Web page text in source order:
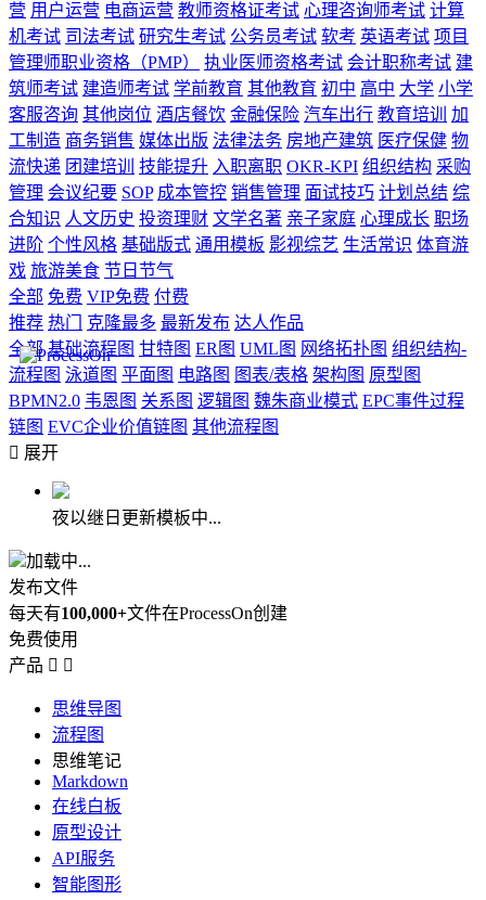
营 用户运营 电商运营 教师资格证考试 心理咨询师考试 计算
机考试 司法考试 研究生考试 公务员考试 软考 英语考试 项目
管理师职业资格（PMP）
执业医师资格考试 会计职称考试 建
筑师考试 建造师考试 学前教育 其他教育 初中 高中 大学 小学
客服咨询 其他岗位 酒店餐饮 金融保险 汽车出行 教育培训
加
工制造 商务销售 媒体出版 法律法务 房地产建筑 医疗保健 物
流快递 团建培训 技能提升 入职离职 OKR-KPI 组织结构 采购
管理 会议纪要 SOP 成本管控 销售管理 面试技巧 计划总结 综
合知识 人文历史 投资理财 文学名著 亲子家庭 心理成长 职场
进阶 个性风格 基础版式 通用模板 影视综艺 生活常识 体育游
戏 旅游美食 节日节气
全部 免费 VIP免费 付费
推荐 热门 克隆最多 最新发布 达人作品
全部 基础流程图 甘特图 ER图 UML图 网络拓扑图 组织结构-
流程图 泳道图 平面图 电路图 图表/表格 架构图 原型图
BPMN2.0 韦恩图 关系图 逻辑图 魏朱商业模式 EPC事件过程
链图 EVC企业价值链图 其他流程图
 展开
夜以继日更新模板中...
加载中...
发布文件
每天有100,000+文件在ProcessOn创建
免费使用
产品  
思维导图
流程图
思维笔记
Markdown
在线白板
原型设计
API服务
智能图形